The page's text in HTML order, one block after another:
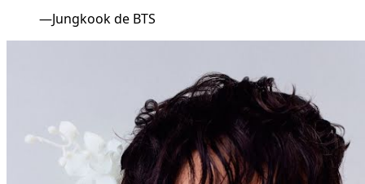
—Jungkook de BTS